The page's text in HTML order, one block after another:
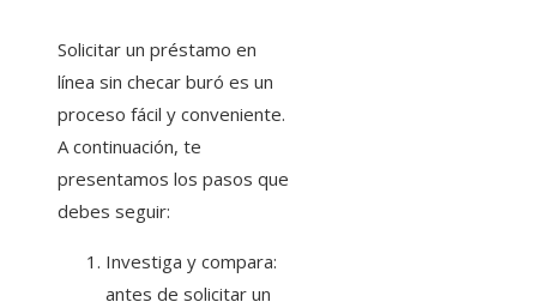
Solicitar un préstamo en
línea sin checar buró es un
proceso fácil y conveniente.
A continuación, te
presentamos los pasos que
debes seguir:
Investiga y compara:
antes de solicitar un